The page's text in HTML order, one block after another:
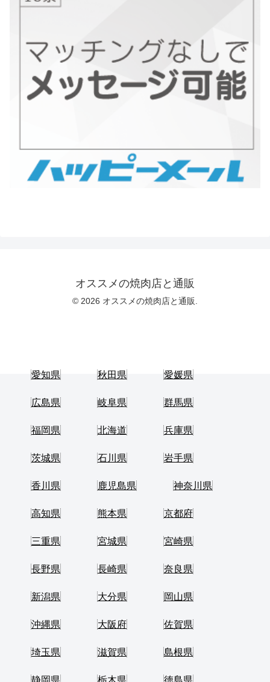
オススメの焼肉店と通販
© 2026 オススメの焼肉店と通販.
愛知県 秋田県 愛媛県
広島県 岐阜県 群馬県
福岡県 北海道 兵庫県
茨城県 石川県 岩手県
香川県 鹿児島県 神奈川県
高知県 熊本県 京都府
三重県 宮城県 宮崎県
長野県 長崎県 奈良県
新潟県 大分県 岡山県
沖縄県 大阪府 佐賀県
埼玉県 滋賀県 島根県
静岡県 栃木県 徳島県